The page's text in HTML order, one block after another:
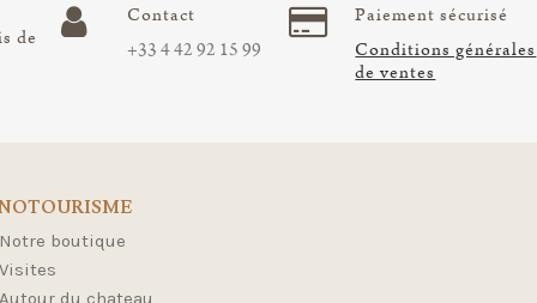
de
Contact
+33 4 42 92 15 99
Paiement sécurisé
Conditions générales
de ventes
boutique
du chateau